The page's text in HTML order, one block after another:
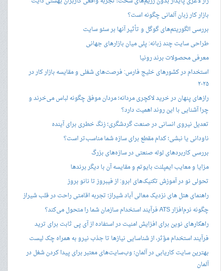
بازار کار زبان آلمانی چگونه است؟
بررسی الگوریتم‌های گوگل و تأثیر آنها بر سئو سایت
طراحی سایت چند زبانه: پلی میان بازارهای جهانی
معرفی محصولات برند رونیا
استخدام در کشورهای خلیج فارس: فرصت‌های شغلی و مقایسه بازار کار در
۲۰۲۵
رازهای پنهان در خرید لاکچری مردانه؛ مردان موفق چگونه لباس می‌خرند و
چرا آشنایی با این روند اهمیت دارد؟
تعدیل نیروی انسانی در صنعت گردشگری؛ زنگ خطری برای آینده
ناودانی یا نبشی؛ کدام مقطع برای سازه شما مناسب‌تر است؟
بررسی کاربردهای لوله صنعتی در سازه‌های بزرگ
مزایا و معایب ایمپلنت بایوتم و مقایسه آن با دیگر برندها
تحولی نو در آموزش تکنیک‌های ابرو: از فیبروز تا نانو بروز
راهنمای هتل های نزدیک معالی آباد شیراز؛ تجربه اقامتی راحت در قلب شیراز
چگونه نرم‌افزار ATS فرآیند استخدام سازمان شما را متحول می‌کند؟
راهکارهای نوین برای افزایش امنیت در استفاده از آی پی ثابت برای ترید
فرآیند استخدام مؤثر، از شناسایی نیازها تا جذب نیرو به همراه چک لیست
بهترین سایت کاریابی در آلمان؛ وب‌سایت‌های معتبر برای پیدا کردن شغل در
آلمان